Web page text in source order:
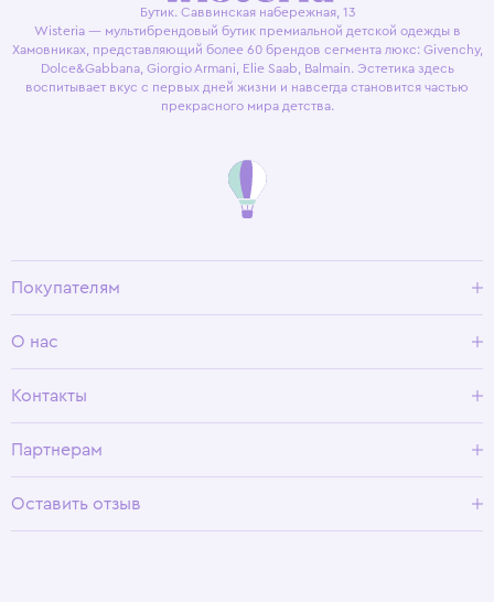
Бутик. Саввинская набережная, 13
Wisteria — мультибрендовый бутик премиальной детской одежды в
Хамовниках, представляющий более 60 брендов сегмента люкс: Givenchy,
Dolce&Gabbana, Giorgio Armani, Elie Saab, Balmain. Эстетика здесь
воспитывает вкус с первых дней жизни и навсегда становится частью
прекрасного мира детства.
Покупателям
Условия возврата
О нас
Программа лояльности
Контакты
Партнерам
Оставить отзыв